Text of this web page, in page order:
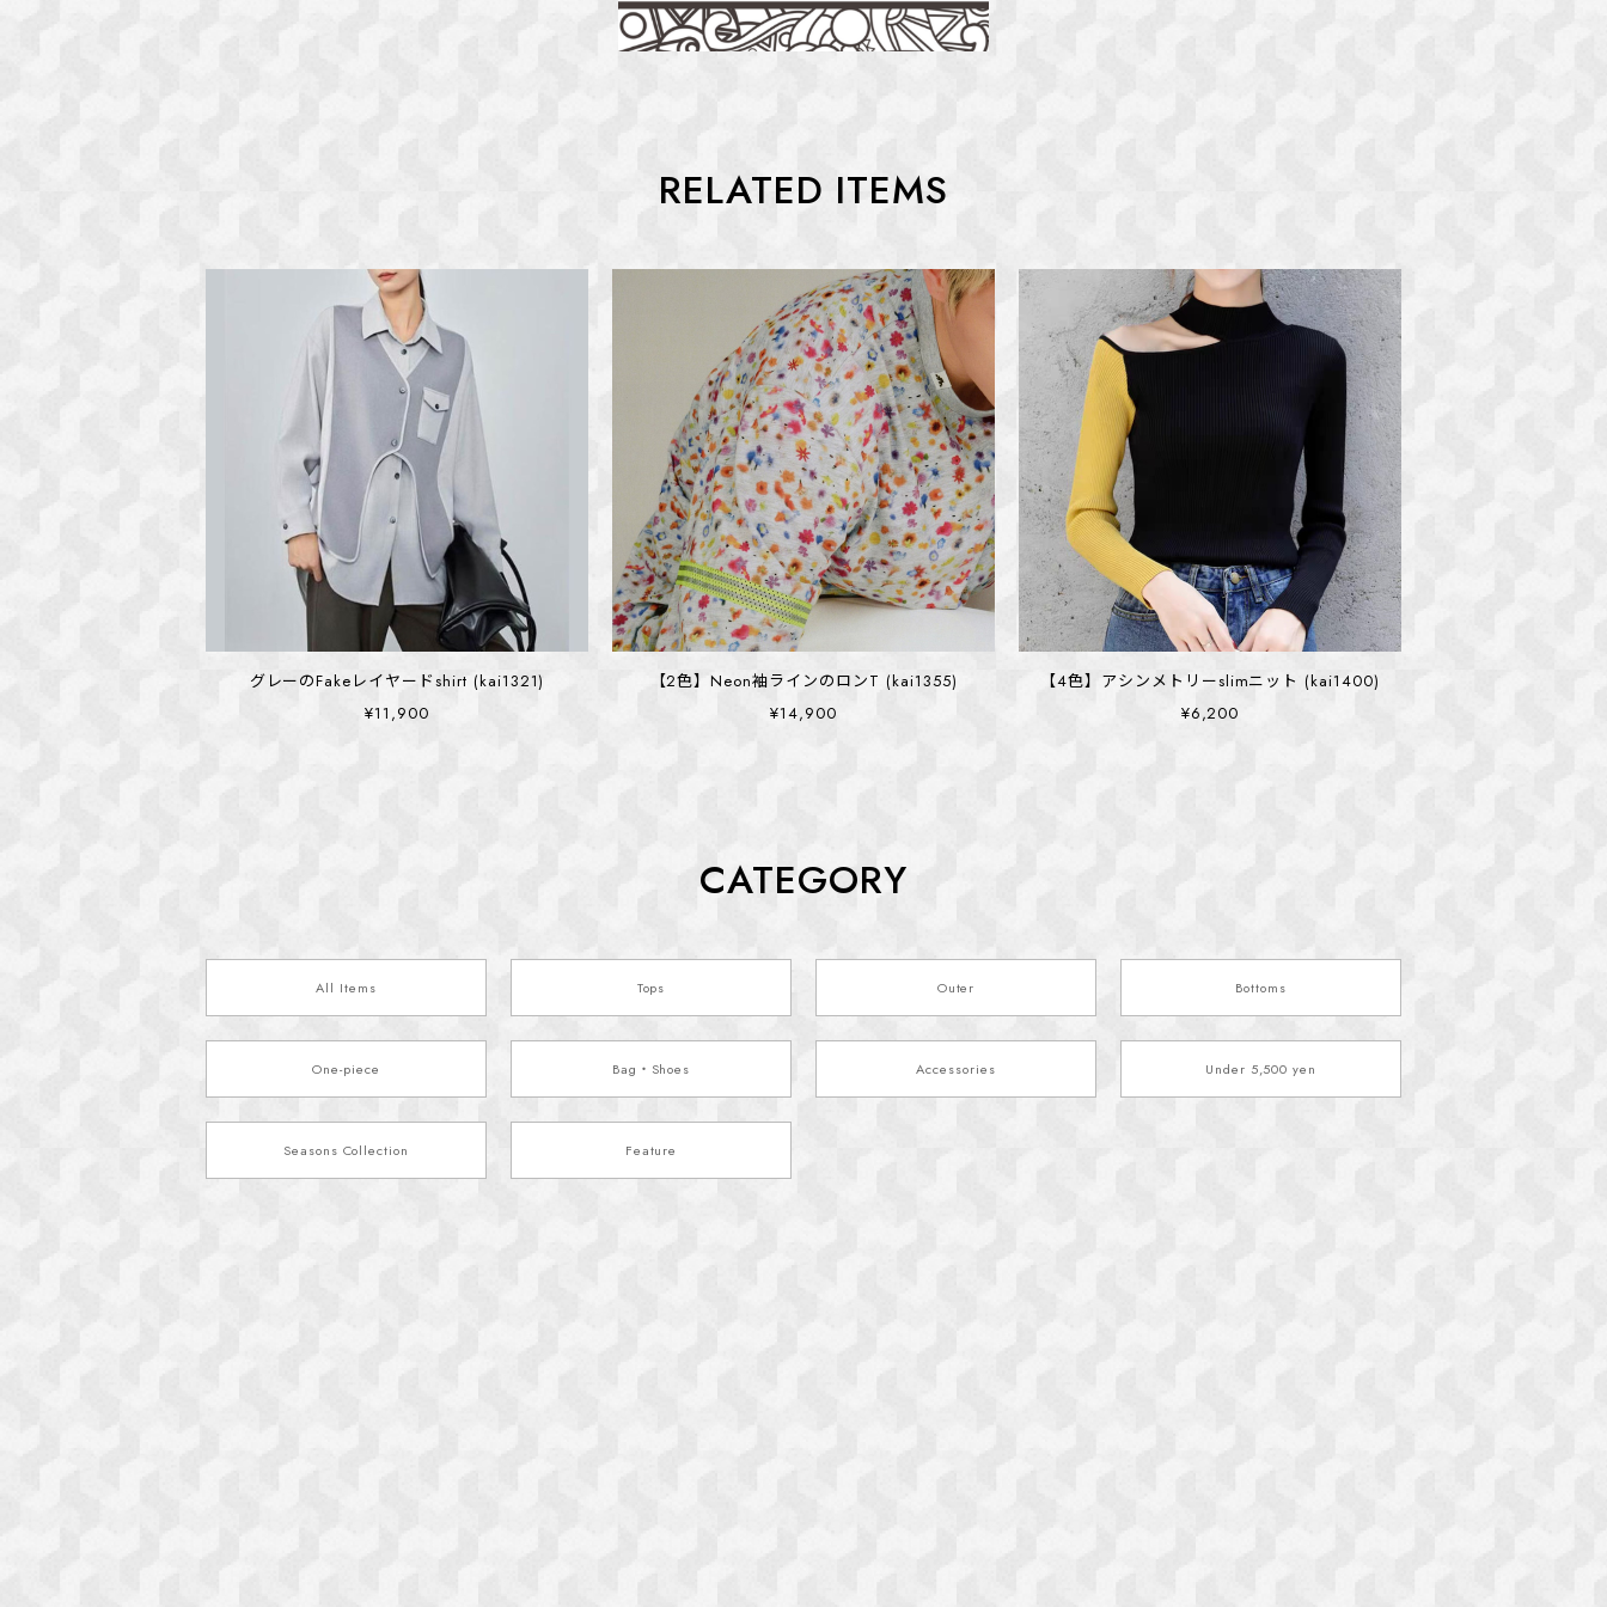
RELATED ITEMS
グレーのFakeレイヤードshirt (kai1321)
¥11,900
【2色】Neon袖ラインのロンT (kai1355)
¥14,900
【4色】アシンメトリーslimニット (kai1400)
¥6,200
CATEGORY
All Items Tops Outer Bottoms
One-piece Bag・Shoes Accessories Under 5,500 yen
Seasons Collection Feature